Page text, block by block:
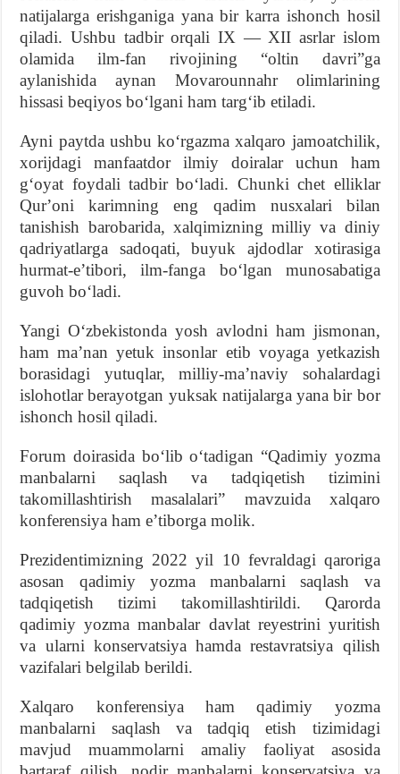
natijalarga erishganiga yana bir karra ishonch hosil
qiladi. Ushbu tadbir orqali IX — XII asrlar islom
olamida ilm-fan rivojining “oltin davri”ga
aylanishida aynan Movarounnahr olimlarining
hissasi beqiyos boʻlgani ham targʻib etiladi.
Ayni paytda ushbu koʻrgazma xalqaro jamoatchilik,
xorijdagi manfaatdor ilmiy doiralar uchun ham
gʻoyat foydali tadbir boʻladi. Chunki chet elliklar
Qurʼoni karimning eng qadim nusxalari bilan
tanishish barobarida, xalqimizning milliy va diniy
qadriyatlarga sadoqati, buyuk ajdodlar xotirasiga
hurmat-eʼtibori, ilm-fanga boʻlgan munosabatiga
guvoh boʻladi.
Yangi Oʻzbekistonda yosh avlodni ham jismonan,
ham maʼnan yetuk insonlar etib voyaga yetkazish
borasidagi yutuqlar, milliy-maʼnaviy sohalardagi
islohotlar berayotgan yuksak natijalarga yana bir bor
ishonch hosil qiladi.
Forum doirasida boʻlib oʻtadigan “Qadimiy yozma
manbalarni saqlash va tadqiqetish tizimini
takomillashtirish masalalari” mavzuida xalqaro
konferensiya ham eʼtiborga molik.
Prezidentimizning 2022 yil 10 fevraldagi qaroriga
asosan qadimiy yozma manbalarni saqlash va
tadqiqetish tizimi takomillashtirildi. Qarorda
qadimiy yozma manbalar davlat reyestrini yuritish
va ularni konservatsiya hamda restavratsiya qilish
vazifalari belgilab berildi.
Xalqaro konferensiya ham qadimiy yozma
manbalarni saqlash va tadqiq etish tizimidagi
mavjud muammolarni amaliy faoliyat asosida